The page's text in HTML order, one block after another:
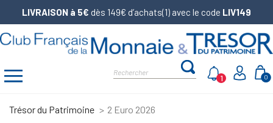
LIVRAISON à 5€ dès 149€ d’achats(1) avec le code LIV149
0
1
Trésor du Patrimoine 2 Euro 2026